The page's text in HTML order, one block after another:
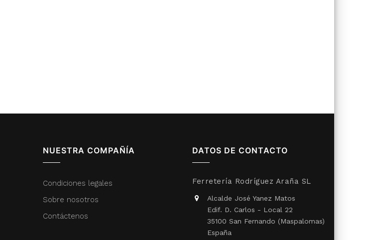
NUESTRA COMPAÑÍA
Condiciones legales
Sobre nosotros
Contáctenos
DATOS DE CONTACTO
Ferretería Rodríguez Araña SL
Alcalde José Yanez Matos
Edif. D. Carlos - Local 22
35100 San Fernando (Maspalomas)
España